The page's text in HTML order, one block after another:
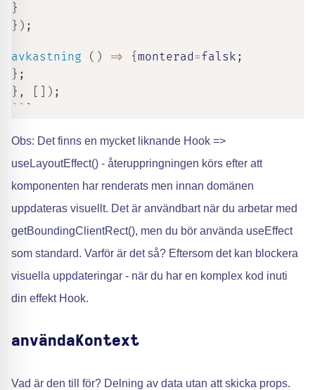
}
} ) ;
avkastning ( ) => { monterad =falsk ;
} ;
} , ) ;
Obs: Det finns en mycket liknande Hook =>
useLayoutEffect() - återuppringningen körs efter att
komponenten har renderats men innan domänen
uppdateras visuellt. Det är användbart när du arbetar med
getBoundingClientRect(), men du bör använda useEffect
som standard. Varför är det så? Eftersom det kan blockera
visuella uppdateringar - när du har en komplex kod inuti
din effekt Hook.
användaKontext
Vad är den till för? Delning av data utan att skicka props.